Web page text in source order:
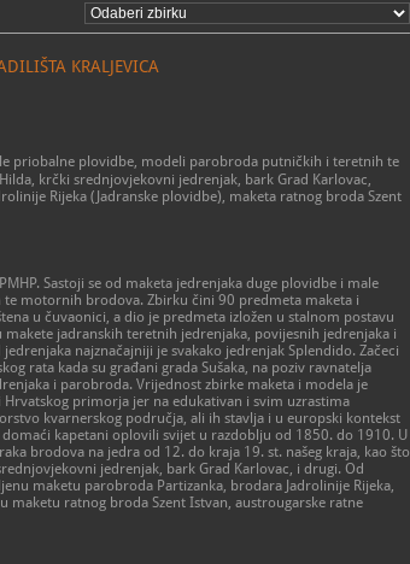
KRALJEVICA
priobalne plovidbe, modeli parobroda putničkih i teretnih te
krčki srednjovjekovni jedrenjak, bark Grad Karlovac,
Rijeka (Jadranske plovidbe), maketa ratnog broda Szent
Sastoji se od maketa jedrenjaka duge plovidbe i male
motornih brodova. Zbirku čini 90 predmeta maketa i
u čuvaonici, a dio je predmeta izložen u stalnom postavu
jadranskih teretnih jedrenjaka, povijesnih jedrenjaka i
najznačajniji je svakako jedrenjak Splendido. Začeci
rata kada su građani grada Sušaka, na poziv ravnatelja
i parobroda. Vrijednost zbirke maketa i modela je
primorja jer na edukativan i svim uzrastima
kvarnerskog područja, ali ih stavlja i u europski kontekst
kapetani oplovili svijet u razdoblju od 1850. do 1910. U
brodova na jedra od 12. do kraja 19. st. našeg kraja, kao što
jedrenjak, bark Grad Karlovac, i drugi. Od
maketu parobroda Partizanka, brodara Jadrolinije Rijeka,
maketu ratnog broda Szent Istvan, austrougarske ratne